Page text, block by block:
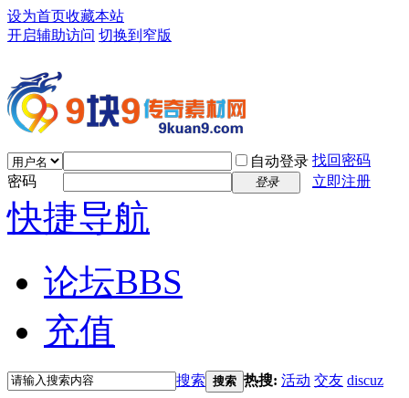
设为首页收藏本站
开启辅助访问 切换到窄版
自动登录 找回密码
密码
登录 立即注册
快捷导航
论坛BBS
充值
搜索 搜索 热搜: 活动 交友 discuz